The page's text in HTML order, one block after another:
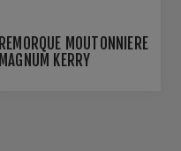
REMORQUE MOUTONNIERE
MAGNUM KERRY